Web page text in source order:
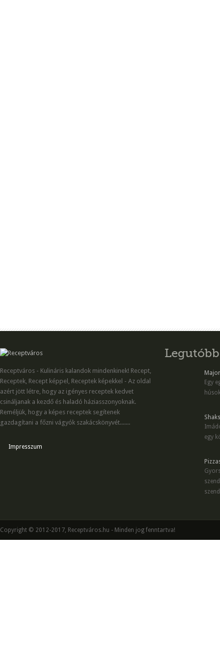
Receptváros - Kulináris kalandok mindenkinek! Recept,
Receptek, Recept képpel, Receptek képekkel - Az oldal
azért jött létre, hogy az igényes receptek kedvet
csináljanak a kezdő és haladó háziasszonyoknak.
Reméljük, hogy a képes receptek segítenek
gazdagítani a főzni vágyók szakácskönyvét.......
Impresszum
Egy
egy
Copyright © 2012-2017, Receptváros.hu - Minden jog fenntartva!